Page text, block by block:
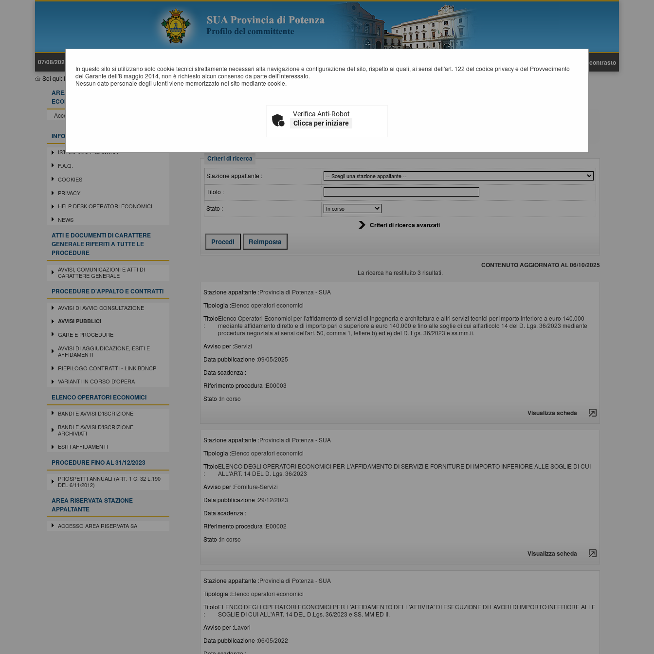
07/08/2026 21:32 Alto contrasto
Sei qui: Home»Procedure d'appalto e contratti» Avvisi pubblici
In questo sito si utilizzano solo cookie tecnici strettamente necessari alla navigazione e configurazione del sito, rispetto ai quali, ai sensi dell'art. 122 del codice privacy e del Provvedimento
del Garante dell'8 maggio 2014, non è richiesto alcun consenso da parte dell'interessato.
Nessun dato personale degli utenti viene memorizzato nel sito mediante cookie.
Verifica Anti-Robot
Clicca per iniziare
AREA RISERVATA OPERATORE
ECONOMICO
Accedi - Registrati
INFORMAZIONI
ISTRUZIONI E MANUALI
F.A.Q.
COOKIES
PRIVACY
HELP DESK OPERATORI ECONOMICI
NEWS
ATTI E DOCUMENTI DI CARATTERE
GENERALE RIFERITI A TUTTE LE
PROCEDURE
AVVISI, COMUNICAZIONI E ATTI DI
CARATTERE GENERALE
PROCEDURE D'APPALTO E CONTRATTI
AVVISI DI AVVIO CONSULTAZIONE
AVVISI PUBBLICI
GARE E PROCEDURE
AVVISI DI AGGIUDICAZIONE, ESITI E
AFFIDAMENTI
RIEPILOGO CONTRATTI - LINK BDNCP
VARIANTI IN CORSO D'OPERA
ELENCO OPERATORI ECONOMICI
BANDI E AVVISI D'ISCRIZIONE
BANDI E AVVISI D'ISCRIZIONE
ARCHIVIATI
ESITI AFFIDAMENTI
PROCEDURE FINO AL 31/12/2023
PROSPETTI ANNUALI (ART. 1 C. 32 L.190
DEL 6/11/2012)
AREA RISERVATA STAZIONE
APPALTANTE
ACCESSO AREA RISERVATA SA
All'interno di questa sezione è possibile consultare gli avvisi secondo i tempi previsti dalla normativa dei contratti.
I dati di dettaglio delle procedure pubbliche sono consultabili selezionando il collegamento "Visualizza Scheda".
Criteri di ricerca
Stazione appaltante :
Titolo :
Stato :
Criteri di ricerca avanzati
CONTENUTO AGGIORNATO AL 06/10/2025
La ricerca ha restituito 3 risultati.
Stazione appaltante :Provincia di Potenza - SUA
Tipologia :Elenco operatori economici
Titolo
:
Elenco Operatori Economici per l'affidamento di servizi di ingegneria e architettura e altri servizi tecnici per importo inferiore a euro 140.000
mediante affidamento diretto e di importo pari o superiore a euro 140.000 e fino alle soglie di cui all'articolo 14 del D. Lgs. 36/2023 mediante
procedura negoziata ai sensi dell'art. 50, comma 1, lettere b) ed e) del D. Lgs. 36/2023 e ss.mm.ii.
Avviso per :Servizi
Data pubblicazione :09/05/2025
Data scadenza :
Riferimento procedura :E00003
Stato :In corso
Visualizza scheda
Stazione appaltante :Provincia di Potenza - SUA
Tipologia :Elenco operatori economici
Titolo
:
ELENCO DEGLI OPERATORI ECONOMICI PER L'AFFIDAMENTO DI SERVIZI E FORNITURE DI IMPORTO INFERIORE ALLE SOGLIE DI CUI
ALL'ART. 14 DEL D. Lgs. 36/2023
Avviso per :Forniture-Servizi
Data pubblicazione :29/12/2023
Data scadenza :
Riferimento procedura :E00002
Stato :In corso
Visualizza scheda
Stazione appaltante :Provincia di Potenza - SUA
Tipologia :Elenco operatori economici
Titolo
:
ELENCO DEGLI OPERATORI ECONOMICI PER L'AFFIDAMENTO DELL'ATTIVITA' DI ESECUZIONE DI LAVORI DI IMPORTO INFERIORE ALLE
SOGLIE DI CUI ALL'ART. 14 DEL D.Lgs. 36/2023 e SS. MM ED II.
Avviso per :Lavori
Data pubblicazione :06/05/2022